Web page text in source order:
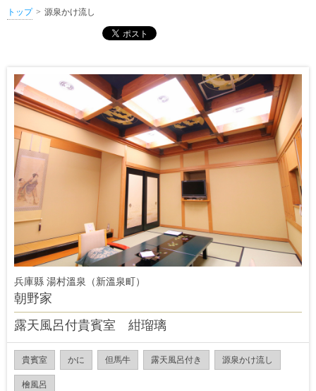
トップ 源泉かけ流し
兵庫縣 湯村溫泉（新溫泉町）
朝野家
露天風呂付貴賓室 紺瑠璃
貴賓室 かに 但馬牛 露天風呂付き 源泉かけ流し
檜風呂